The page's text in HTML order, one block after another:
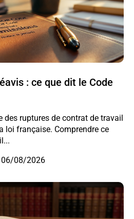
: ce que dit le Code
des ruptures de contrat de travail
loi française. Comprendre ce
06/08/2026